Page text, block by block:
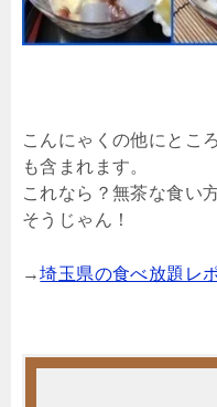
こんにゃくの他にとこ
も含まれます。
これなら？無茶な食い
そうじゃん！
→埼玉県の食べ放題レ